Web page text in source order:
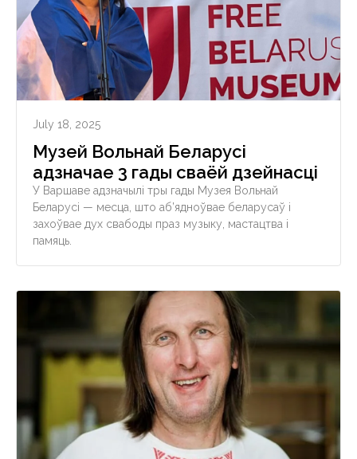
July 18, 2025
Музей Вольнай Беларусі
адзначае 3 гады сваёй дзейнасці
У Варшаве адзначылі тры гады Музея Вольнай
Беларусі — месца, што аб’ядноўвае беларусаў і
захоўвае дух свабоды праз музыку, мастацтва і
памяць.